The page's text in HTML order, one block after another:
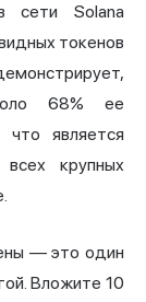
сети Solana
токенов
68% ее
что является
крупных
— это один
Вложите 10